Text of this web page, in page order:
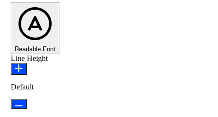
Readable Font
Line Height
Default